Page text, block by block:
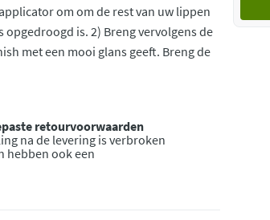
om om de rest van uw lippen
is. 2) Breng vervolgens de
met een mooi glans geeft. Breng de
retourvoorwaarden
na de levering is verbroken
hebben ook een